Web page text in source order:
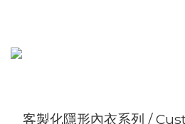
客製化隱形內衣系列 /